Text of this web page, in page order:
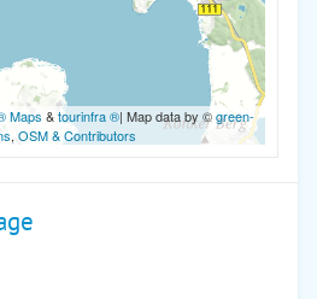
Maps &tourinfra ®| Map data by ©green-
, OSM & Contributors